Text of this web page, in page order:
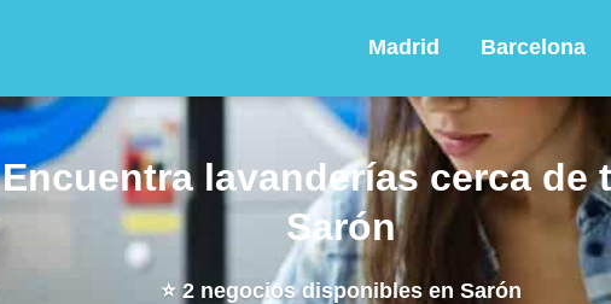
Madrid Barcelona
Encuentra lavanderías cerca de
Sarón
⭐ 2negocios disponibles en Sarón